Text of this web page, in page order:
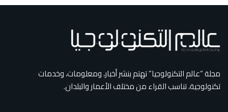
مجلة “عالم التكنولوجيا” تهتم بنشر أخبار، ومعلومات، وخدمات
تكنولوجية، تناسب القراء من مختلف الأعمار والبلدان.